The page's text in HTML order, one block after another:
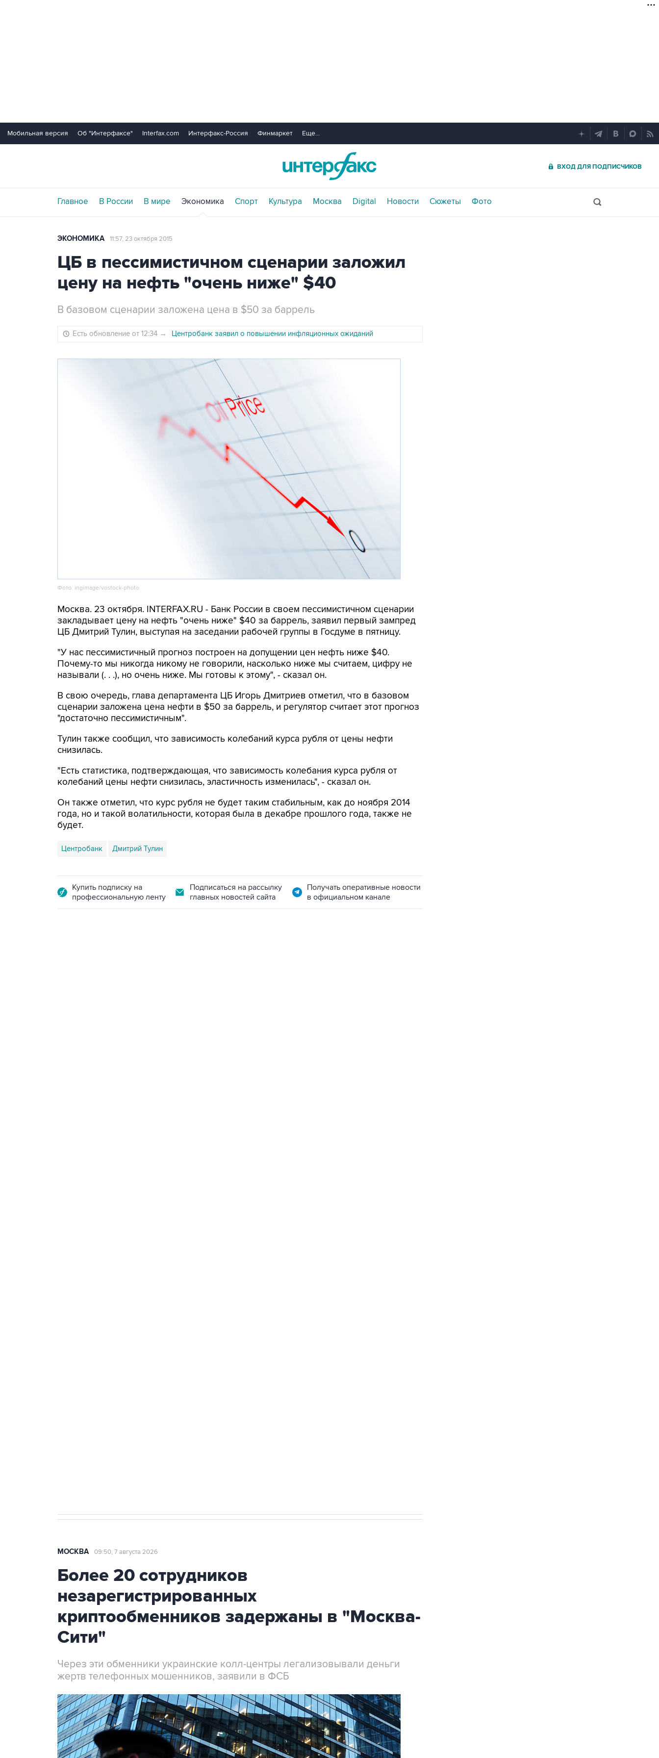
Мобильная версия Об "Интерфаксе" Interfax.com Интерфакс-Россия Финмаркет Еще...
ВХОД ДЛЯ ПОДПИСЧИКОВ
Главное В России В мире Экономика Спорт Культура Москва Digital Новости Сюжеты Фото
ЭКОНОМИКА 11:57, 23 октября 2015
ЦБ в пессимистичном сценарии заложил
цену на нефть "очень ниже" $40
В базовом сценарии заложена цена в $50 за баррель
Есть обновление от 12:34 → Центробанк заявил о повышении инфляционных ожиданий
Фото: ingimage/vostock-photo
Москва. 23 октября. INTERFAX.RU - Банк России в своем пессимистичном сценарии
закладывает цену на нефть "очень ниже" $40 за баррель, заявил первый зампред
ЦБ Дмитрий Тулин, выступая на заседании рабочей группы в Госдуме в пятницу.
"У нас пессимистичный прогноз построен на допущении цен нефть ниже $40.
Почему-то мы никогда никому не говорили, насколько ниже мы считаем, цифру не
называли (. . .), но очень ниже. Мы готовы к этому", - сказал он.
В свою очередь, глава департамента ЦБ Игорь Дмитриев отметил, что в базовом
сценарии заложена цена нефти в $50 за баррель, и регулятор считает этот прогноз
"достаточно пессимистичным".
Тулин также сообщил, что зависимость колебаний курса рубля от цены нефти
снизилась.
"Есть статистика, подтверждающая, что зависимость колебания курса рубля от
колебаний цены нефти снизилась, эластичность изменилась", - сказал он.
Он также отметил, что курс рубля не будет таким стабильным, как до ноября 2014
года, но и такой волатильности, которая была в декабре прошлого года, также не
будет.
Центробанк Дмитрий Тулин
Купить подписку на
профессиональную ленту
Подписаться на рассылку
главных новостей сайта
Получать оперативные новости
в официальном канале
МОСКВА 09:50, 7 августа 2026
Более 20 сотрудников
незарегистрированных
криптообменников задержаны в "Москва-
Сити"
Через эти обменники украинские колл-центры легализовывали деньги
жертв телефонных мошенников, заявили в ФСБ